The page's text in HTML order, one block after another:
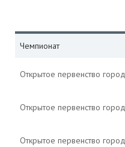
Чемпионат
Открытое первенство
Открытое первенство
Открытое первенство